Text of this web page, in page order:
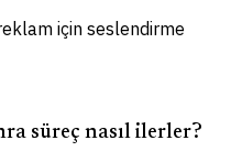
için seslendirme
süreç nasıl ilerler?